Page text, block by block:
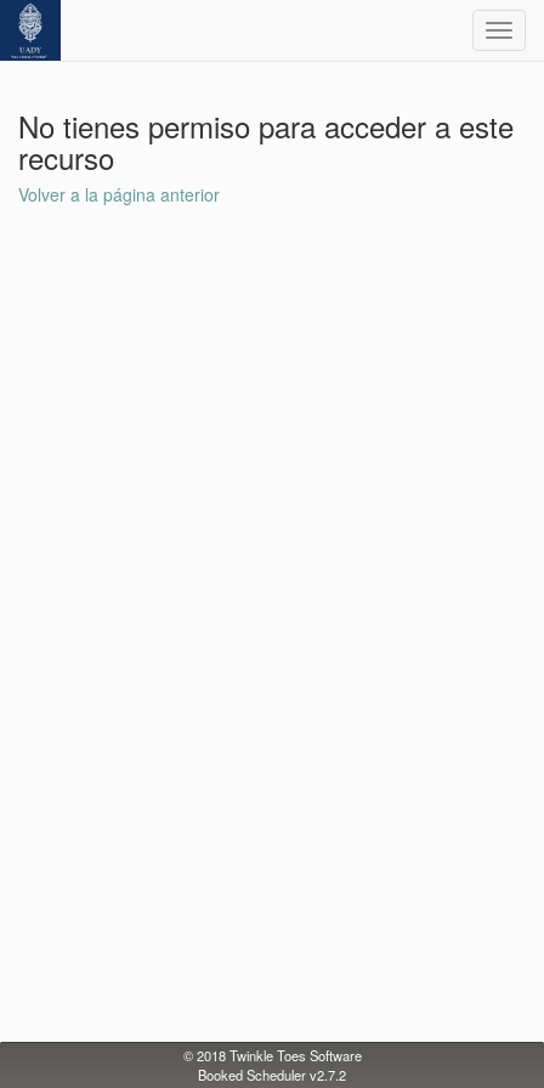
No tienes permiso para acceder a este
recurso
Volver a la página anterior
© 2018Twinkle Toes Software
Booked Scheduler v2.7.2